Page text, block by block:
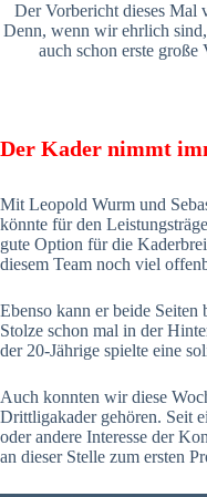
Der Vorbericht dieses Mal
Denn, wenn wir ehrlich
auch schon erste
Der Kader nimmt
Mit Leopold Wurm und
könnte für den
gute Option für die
diesem Team noch viel
Ebenso kann er beide
Stolze schon mal in der
der 20-Jährige spielte eine
Auch konnten wir diese
Drittligakader gehören. Seit
oder andere Interesse der
an dieser Stelle zum ersten